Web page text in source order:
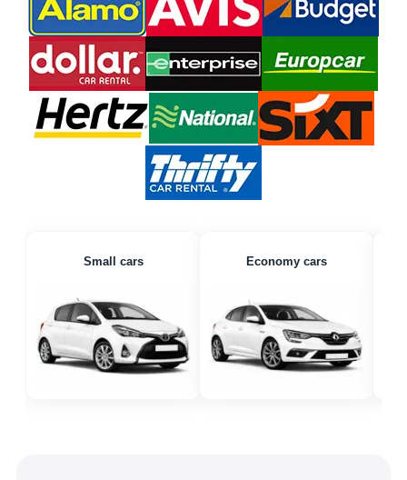
Small cars Economy cars